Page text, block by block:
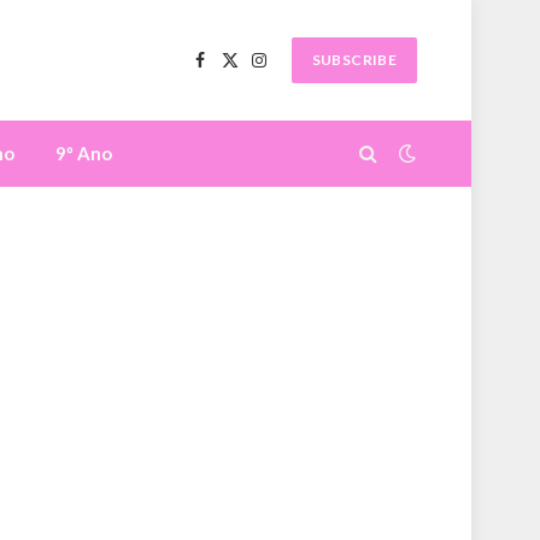
Facebook
X
Instagram
SUBSCRIBE
9º Ano